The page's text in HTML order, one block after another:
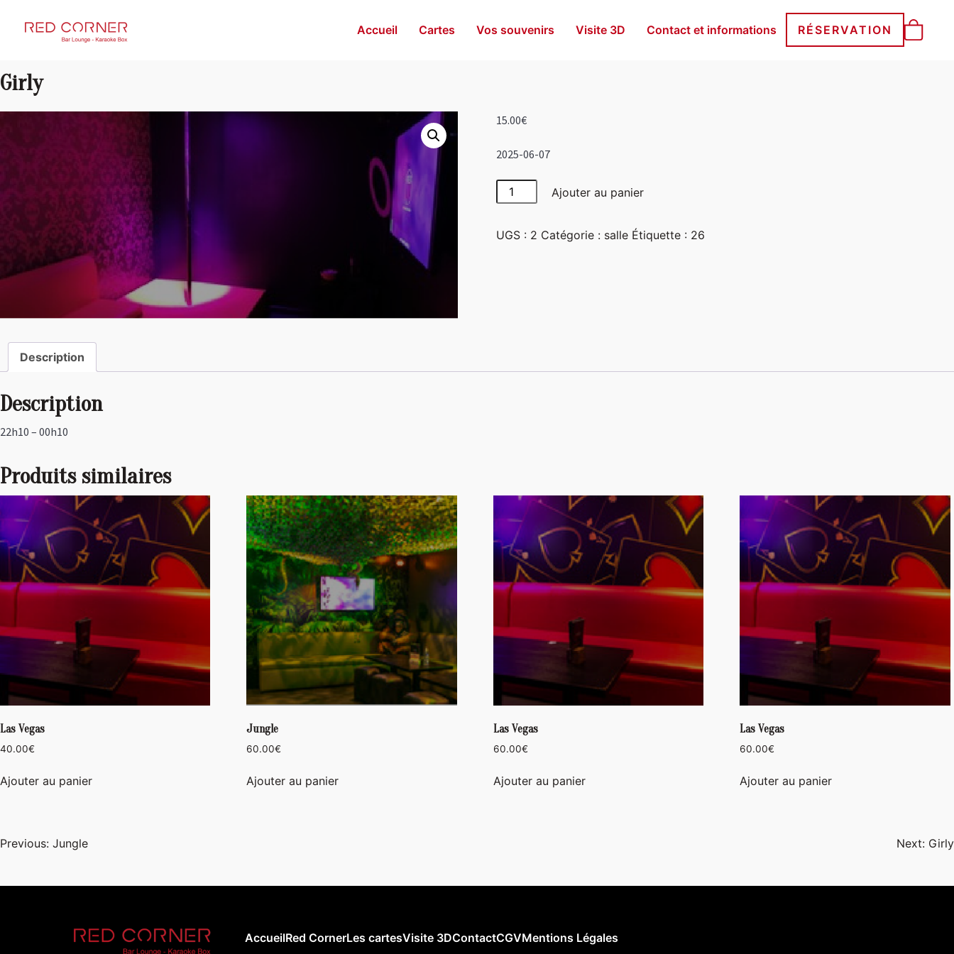
RED CORNER Accueil Cartes Vos souvenirs Visite 3D Contact et informations RÉSERVATION
Girly
15.00€
2025-06-07
quantité
de
Ajouter au panier
UGS : 2 Catégorie : salle Étiquette : 26
Description
Description
22h10 – 00h10
Produits similaires
Las Vegas
40.00€
Ajouter au panier
Jungle
60.00€
Ajouter au panier
Las Vegas
60.00€
Ajouter au panier
Las Vegas
60.00€
Ajouter au panier
Navigation
Previous: Jungle Next: Girly
AccueilRed CornerLes cartesVisite 3DContactCGVMentions Légales